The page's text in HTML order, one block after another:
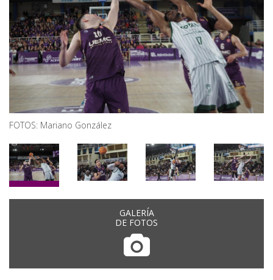
FOTOS: Mariano González
GALERÍA
DE FOTOS